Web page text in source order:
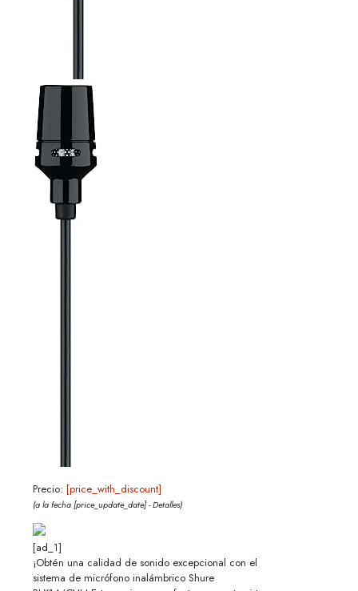
Precio: [price_with_discount]
(a la fecha [price_update_date] -Detalles)
[ad_1]
¡Obtén una calidad de sonido excepcional con el
sistema de micrófono inalámbrico Shure